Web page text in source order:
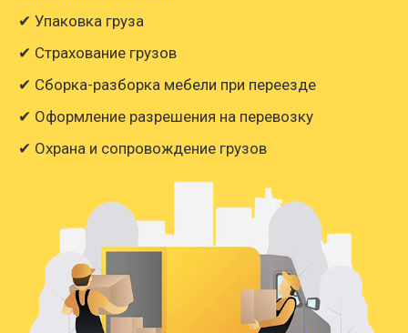
✔ Упаковка груза
✔ Страхование грузов
✔ Сборка-разборка мебели при переезде
✔ Оформление разрешения на перевозку
✔ Охрана и сопровождение грузов